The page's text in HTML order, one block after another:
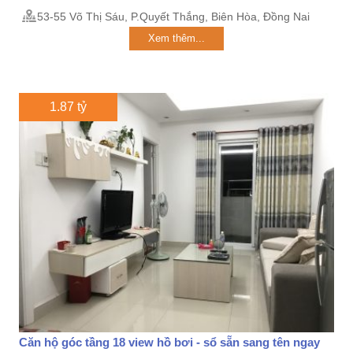
53-55 Võ Thị Sáu, P.Quyết Thắng, Biên Hòa, Đồng Nai
Xem thêm...
1.87 tỷ
Căn hộ góc tầng 18 view hồ bơi - sổ sẵn sang tên ngay